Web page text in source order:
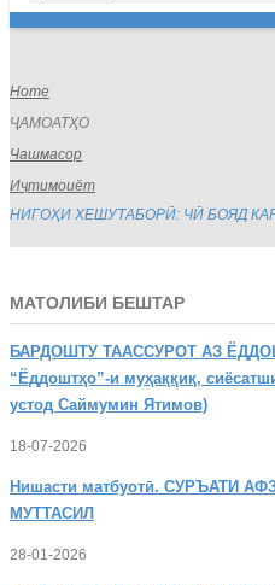
Home
ҶАМОАТҲО
Чашмасор
Иҷтимоиёт
НИГОҲИ ХЕШУТАБОРӢ: ЧӢ БОЯД
МАТОЛИБИ БЕШТАР
БАРДОШТУ ТААССУРОТ АЗ
“Ёддоштҳо”-и муҳаққиқ,
устод Саймумин Ятимов)
18-07-2026
Нишасти матбуотӣ. СУРЪАТИ
МУТТАСИЛ
28-01-2026